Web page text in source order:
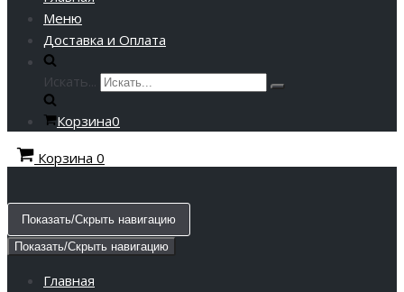
Меню
Доставка и Оплата
Искать...
Корзина0
Корзина 0
Показать/Скрыть навигацию
Показать/Скрыть навигацию
Главная